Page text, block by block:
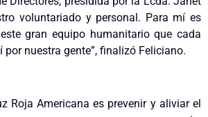
voluntariado y personal. Para mí es
gran equipo humanitario que cada
por nuestra gente”, finalizó Feliciano.
Roja Americana es prevenir y aliviar el